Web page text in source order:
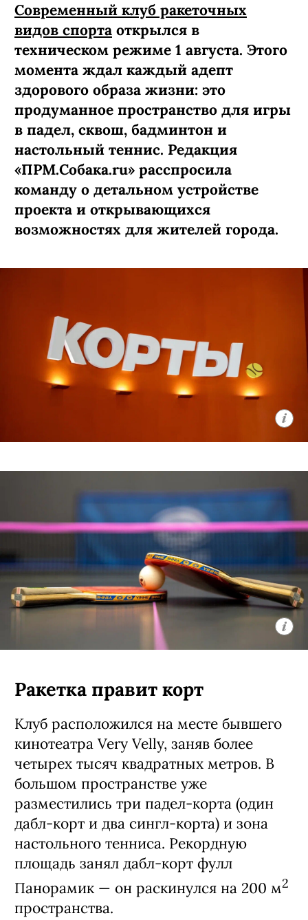
Современный клуб ракеточных
видов спорта открылся в
техническом режиме 1 августа. Этого
момента ждал каждый адепт
здорового образа жизни: это
продуманное пространство для игры
в падел, сквош, бадминтон и
настольный теннис. Редакция
«ПРМ.Собака.ru» расспросила
команду о детальном устройстве
проекта и открывающихся
возможностях для жителей города.
Ракетка правит корт
Клуб расположился на месте бывшего
кинотеатра Very Velly, заняв более
четырех тысяч квадратных метров. В
большом пространстве уже
разместились три падел-корта (один
дабл-корт и два сингл-корта) и зона
настольного тенниса. Рекордную
площадь занял дабл-корт фулл
Панорамик — он раскинулся на 200 м2
пространства.